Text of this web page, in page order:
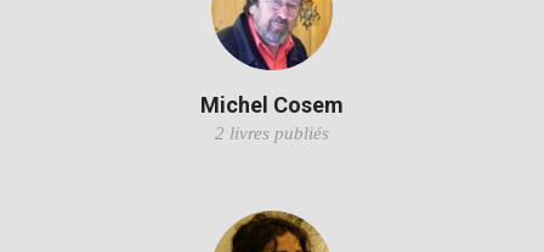
Michel Cosem
2 livres publiés